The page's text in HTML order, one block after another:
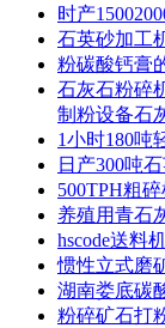
时产
石英砂加工
粉碳酸钙膏
石灰石粉碎
制粉设备石
1小时180吨
日产300吨
500TPH粗
养殖用青石
hscode送料
惯性立式磨
湖南娄底碳
粉碎矿石打